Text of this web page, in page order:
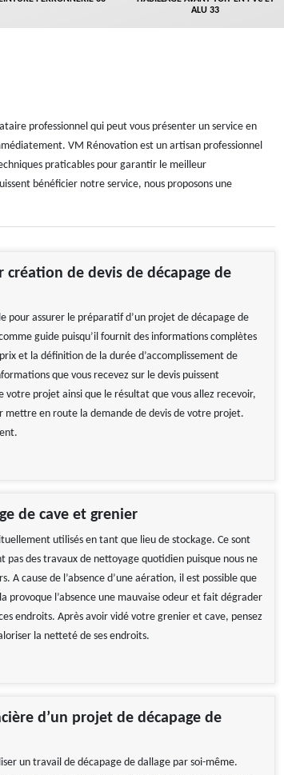
ALU 33
professionnel qui peut vous présenter un service en
VM Rénovation est un artisan professionnel
praticables pour garantir le meilleur
bénéficier notre service, nous proposons une
création de devis de décapage de
pour assurer le préparatif d’un projet de décapage de
guide puisqu’il fournit des informations complètes
et la définition de la durée d’accomplissement de
que vous recevez sur le devis puissent
votre projet ainsi que le résultat que vous allez recevoir,
mettre en route la demande de devis de votre projet.
de cave et grenier
utilisés en tant que lieu de stockage. Ce sont
pas des travaux de nettoyage quotidien puisque nous ne
A cause de l’absence d’une aération, il est possible que
provoque l’absence une mauvaise odeur et fait dégrader
endroits. Après avoir vidé votre grenier et cave, pensez
la netteté de ses endroits.
d’un projet de décapage de
un travail de décapage de dallage par soi-même.